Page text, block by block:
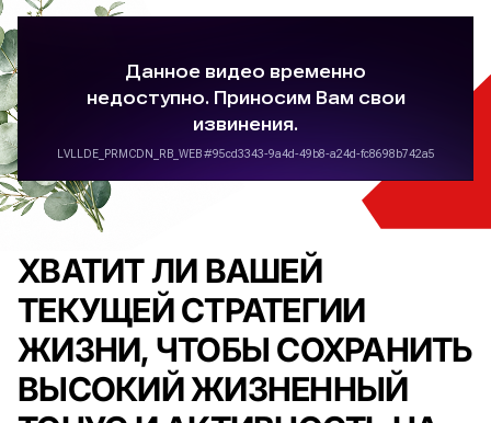
ХВАТИТ ЛИ ВАШЕЙ
ТЕКУЩЕЙ СТРАТЕГИИ
ЖИЗНИ, ЧТОБЫ СОХРАНИТЬ
ВЫСОКИЙ ЖИЗНЕННЫЙ